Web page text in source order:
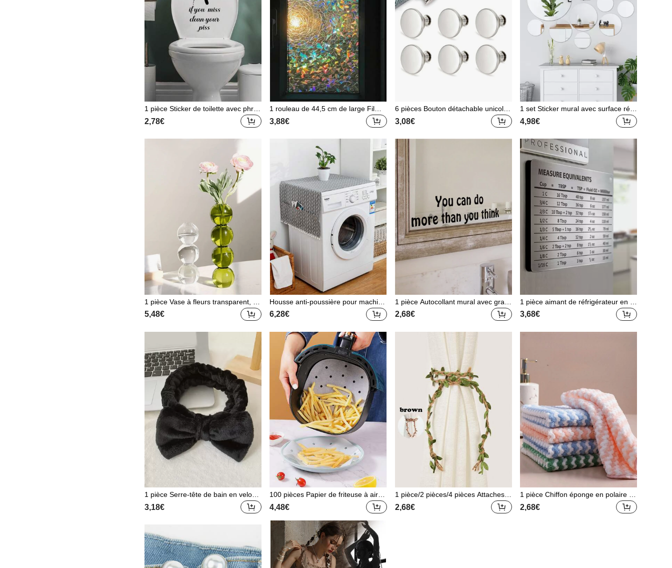
1 pièce Sticker de toilette avec phras
e anglaise créative en noir et blanc,
design simple pour le salon, la cham
couvercle de toilette et la décoration
murale, décalcomanie en vinyle pour
la décoration de la maison, articles d
e décoration de printemps pour rafra
îchir votre maison, autocollants de d
écoration de fête, cadeaux d'anniver
saire et de remise des diplômes
2,78€
1 rouleau de 44,5 cm de large Film d
écoratif statique holographique arc-e
n-ciel 3D, autocollant en vinyle color
e sans adhésif, convient pour le salo
n, les fêtes de Noël, les décors de fo
nd pour LPS Noël
3,88€
6 pièces Bouton détachable unicolor
e
3,08€
1 set Sticker mural avec surface réfl
échissante
4,98€
1 pièce Vase à fleurs transparent, va
se en verre moderne pour fleurs pou
r la décoration de la maison, décorat
e de table, décoration de table, cade
aux d'anniversaire, remise des diplô
mes, retour à l'école, décoration de l
a chambre, fournitures scolaires
5,48€
Housse anti-poussière pour machine
à laver à motif géométrique, sac, org
anisateur, rangement, décoration de
our la fête des mères, décoration de
chambre, jardin, décoration de cuisin
e, été, plage, articles de voyage ess
entiels, décoration de chambre, joue
t antistress, remise des diplômes
6,28€
1 pièce Autocollant mural avec grap
hique de slogan, décalcomanie mura
le en noir auto-adhésive pour la déc
écalcomanie murale, décalcomanie
en vinyle pour la décoration de la ma
ison, articles de décoration de printe
mps pour rafraîchir votre maison, au
tocollants de décoration Rama, cade
aux d'anniversaire et de remise des
2,68€
1 pièce aimant de réfrigérateur en a
cier inoxydable, avec plaque d'échell
e magnétique, tableau de comparais
3,68€
1 pièce Serre-tête de bain en velour
s corail avec décoration en nœud, b
andeau facial mignon et uni, convien
3,18€
100 pièces Papier de friteuse à air Bl
anc et jetable, papier parchemin abs
orbant l'huile, doublure de papier ant
i-huile, utilisé pour la cuisson, la cuisi
ne, Les doublures de friteuse à air, p
apier de friteuse à air, Airfryer, Friteu
se à air
4,48€
1 pièce/2 pièces/4 pièces Attaches d
e rideaux en vigne artificielle, plusieu
rs couleurs disponibles
2,68€
1 pièce Chiffon éponge en polaire de
couleur aléatoire, cuisine, salle de b
ain, maison, fourniture domestique
2,68€